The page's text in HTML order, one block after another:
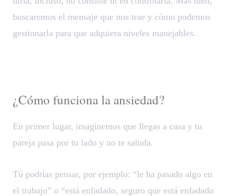
buscaremos el mensaje que nos trae y cómo podemos
gestionarla para que adquiera niveles manejables.
¿Cómo funciona la ansiedad?
En primer lugar, imaginemos que llegas a casa y tu
pareja pasa por tu lado y no te saluda.
Tú podrías pensar, por ejemplo: “le ha pasado algo en
el trabajo” o “está enfadado, seguro que está enfadado